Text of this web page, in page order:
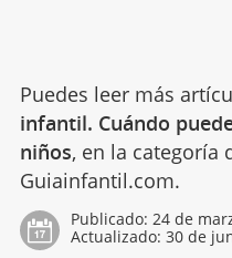
Puedes leer más
infantil. Cuándo
niños, en la categoría
Guiainfantil.com.
Publicado: 24 de
Actualizado: 30 de